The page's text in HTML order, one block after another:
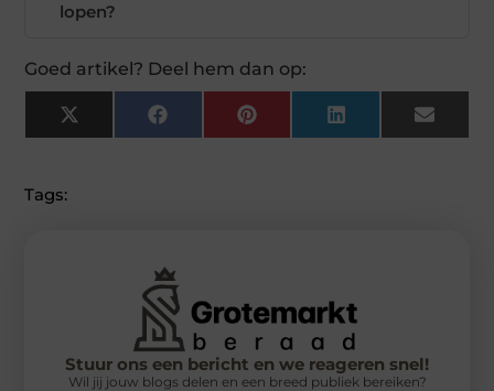
lopen?
Goed artikel? Deel hem dan op:
X
(Twitter)
FacebookPinterest LinkedIn Email
Tags:
Stuur ons een bericht en we reageren snel!
Wil jij jouw blogs delen en een breed publiek bereiken?